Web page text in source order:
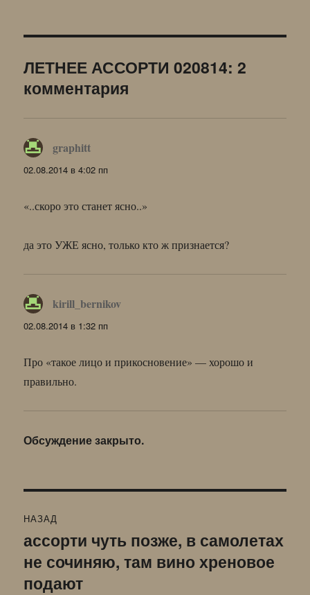
ЛЕТНЕЕ АССОРТИ 020814: 2
комментария
graphitt
02.08.2014 в 4:02 пп
«..скоро это станет ясно..»
да это УЖЕ ясно, только кто ж признается?
kirill_bernikov
02.08.2014 в 1:32 пп
Про «такое лицо и прикосновение» — хорошо и
правильно.
Обсуждение закрыто.
по
записям
НАЗАД
Предыдущая
запись:
ассорти чуть позже, в самолетах
не сочиняю, там вино хреновое
подают